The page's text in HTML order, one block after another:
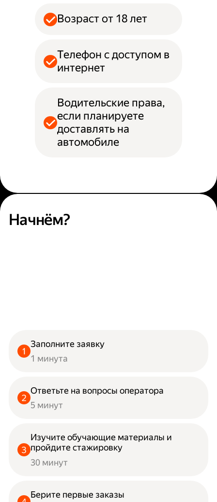
Возраст от 18 лет
Телефон с доступом в
интернет
Водительские права,
если планируете
доставлять на
автомобиле
Начнём?
Заполните заявку
1 минута
Ответьте на вопросы оператора
5 минут
Изучите обучающие материалы и
пройдите стажировку
30 минут
Берите первые заказы